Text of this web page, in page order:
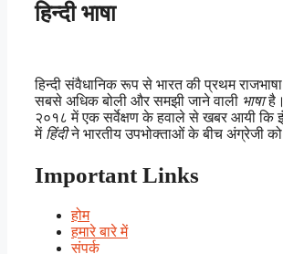
हिन्दी भाषा
हिन्दी संवैधानिक रूप से भारत की प्रथम
सबसे अधिक बोली और समझी जाने वाली भाषा
२०१८ में एक सर्वेक्षण के हवाले से खबर आयी कि
में हिंदीने भारतीय उपभोक्ताओं के बीच अंग्रेजी
Important Links
होम
हमारे बारे में
संपर्क